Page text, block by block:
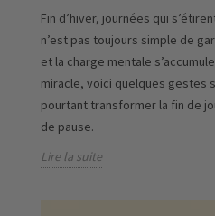
Fin d’hiver, journées qui
n’est pas toujours simple de
et la charge mentale
miracle, voici quelques gestes
pourtant transformer la fin de
de pause.
Lire la suite